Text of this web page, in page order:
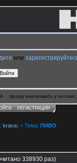
или
прошу наклеивать у негоже
РЕГИСТРАЦИЯ
krava) > Тема: ПИВО
338930 раз)